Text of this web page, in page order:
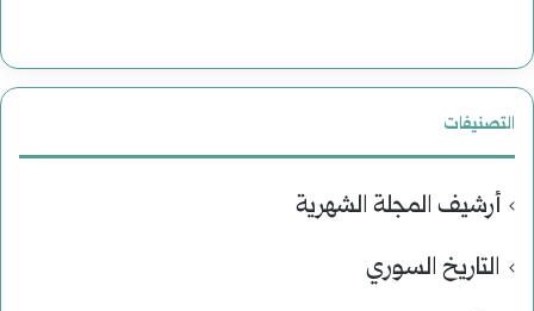
التصنيفات
أرشيف المجلة الشهرية
التاريخ السوري